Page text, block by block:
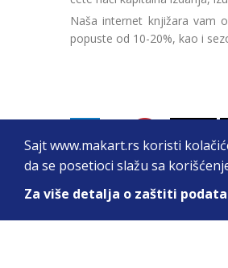
Sajt www.makart.rs koristi
da se posetioci slažu sa
Za više detalja o zaštiti
Naša internet knjižara vam
popuste od 10-20%, kao i